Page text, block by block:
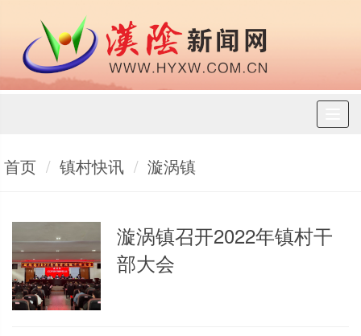
首页 镇村快讯 漩涡镇
漩涡镇召开2022年镇村干
部大会